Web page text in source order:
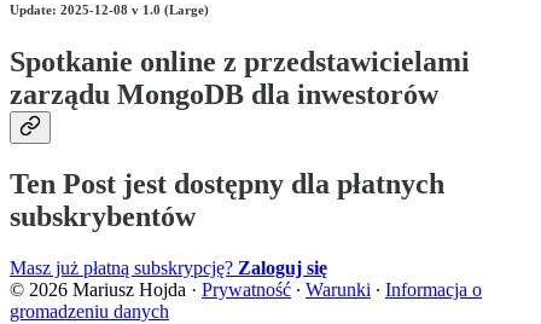
Update: 2025-12-08 v 1.0 (Large)
Spotkanie online z przedstawicielami
zarządu MongoDB dla inwestorów
Ten Post jest dostępny dla płatnych
subskrybentów
Masz już płatną subskrypcję? Zaloguj się
© 2026 Mariusz Hojda · Prywatność ∙ Warunki ∙ Informacja o
gromadzeniu danych